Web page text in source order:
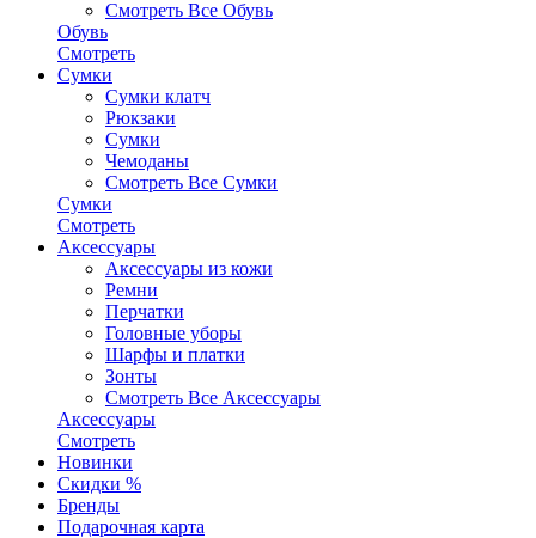
Смотреть Все Обувь
Обувь
Смотреть
Сумки
Сумки клатч
Рюкзаки
Сумки
Чемоданы
Смотреть Все Сумки
Сумки
Смотреть
Аксессуары
Аксессуары из кожи
Ремни
Перчатки
Головные уборы
Шарфы и платки
Зонты
Смотреть Все Аксессуары
Аксессуары
Смотреть
Новинки
Скидки %
Бренды
Подарочная карта